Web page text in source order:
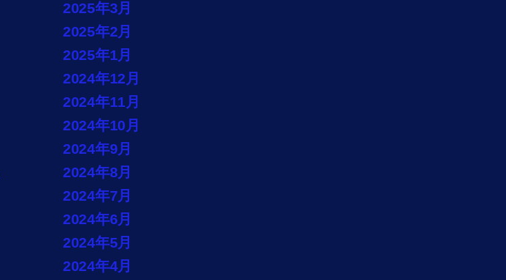
2025年3月
2025年2月
2025年1月
2024年12月
2024年11月
2024年10月
2024年9月
2024年8月
2024年7月
2024年6月
2024年5月
2024年4月